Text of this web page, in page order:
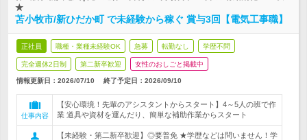
★
苫小牧市/新ひだか町 で未経験から稼ぐ 賞与3回【電気工事職】
正社員 職種・業種未経験OK 急募 転勤なし 学歴不問
完全週休2日制 第二新卒歓迎 女性のおしごと掲載中
情報更新日：2026/07/10 終了予定日： 2026/09/10
仕事内容
【安心環境！先輩のアシスタントからスタート】4～5人の班で作
業 道具や資材を運んだり、簡単な補助作業からスタート
【未経験・第二新卒歓迎】◎要普免 ★学歴などは問いません！学